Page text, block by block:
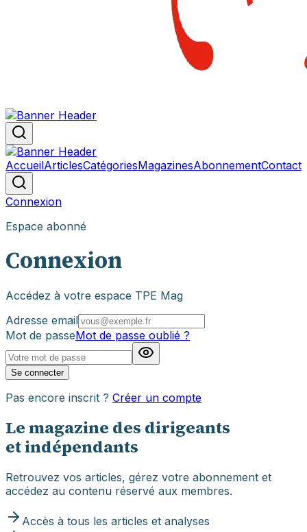
AccueilArticlesCatégoriesMagazinesAbonnementContact
Connexion
Espace abonné
Connexion
Accédez à votre espace TPE Mag
Adresse email
Mot de passeMot de passe oublié ?
Se connecter
Pas encore inscrit ? Créer un compte
Le magazine des dirigeants
et indépendants
Retrouvez vos articles, gérez votre abonnement et
accédez au contenu réservé aux membres.
Accès à tous les articles et analyses